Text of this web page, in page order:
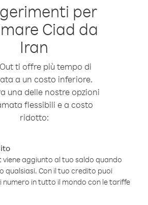
per
Ciad da
Iran
ti offre più tempo di
a un costo inferiore.
una delle nostre opzioni
flessibili e a costo
ridotto:
viene aggiunto al tuo saldo quando
qualsiasi. Con il tuo credito puoi
numero in tutto il mondo con le tariffe